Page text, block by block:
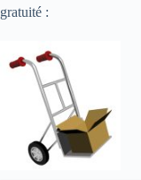
gratuité :